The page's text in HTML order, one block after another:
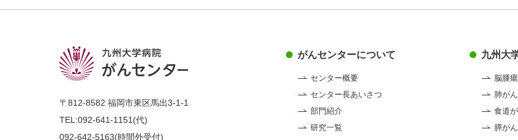
〒812-8582 福岡市東区馬出3-1-1
TEL:092-641-1151(代)
092-642-5163(時間外受付)
がんセンターについて
センター概要
センター長あいさつ
部門紹介
研究一覧
九州大
脳腫瘍
肺がん
食道
膵がん